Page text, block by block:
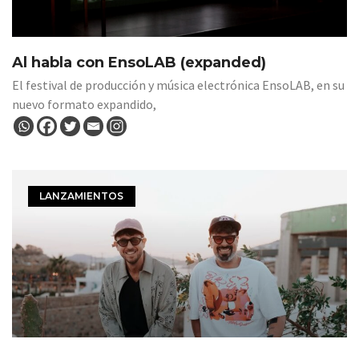
Al habla con EnsoLAB (expanded)
El festival de producción y música electrónica EnsoLAB, en su
nuevo formato expandido,
LANZAMIENTOS